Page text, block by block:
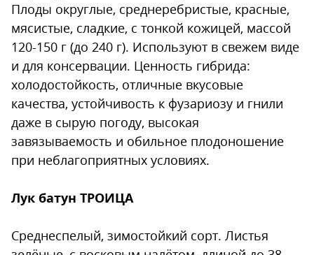
Плоды округлые, среднеребристые, красные,
мясистые, сладкие, с тонкой кожицей, массой
120-150 г (до 240 г). Используют в свежем виде
и для консервации. Ценность гибрида:
холодостойкость, отличные вкусовые
качества, устойчивость к фузариозу и гнили
даже в сырую погоду, высокая
завязываемость и обильное плодоношение
при неблагоприятных условиях.
Лук батун ТРОИЦА
Среднеспелый, зимостойкий сорт. Листья